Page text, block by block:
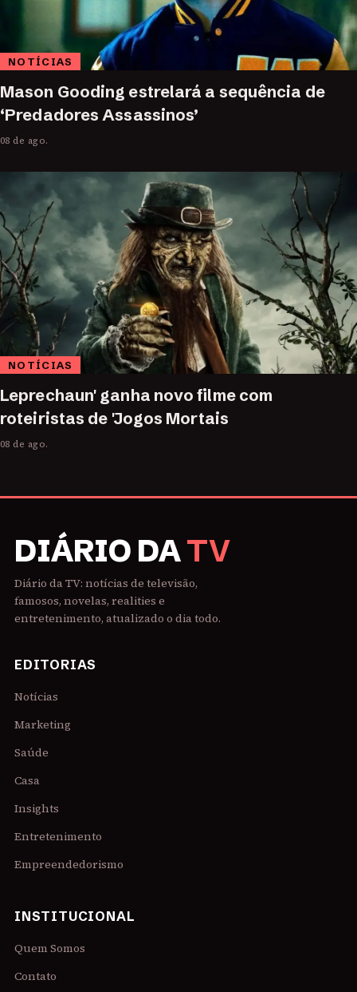
NOTÍCIAS
Mason Gooding estrelará a sequência de
‘Predadores Assassinos’
08 de ago.
NOTÍCIAS
Leprechaun' ganha novo filme com
roteiristas de 'Jogos Mortais
08 de ago.
DIÁRIO DATV
Diário da TV: notícias de televisão,
famosos, novelas, realities e
entretenimento, atualizado o dia todo.
EDITORIAS
Notícias
Marketing
Saúde
Casa
Insights
Entretenimento
Empreendedorismo
INSTITUCIONAL
Quem Somos
Contato